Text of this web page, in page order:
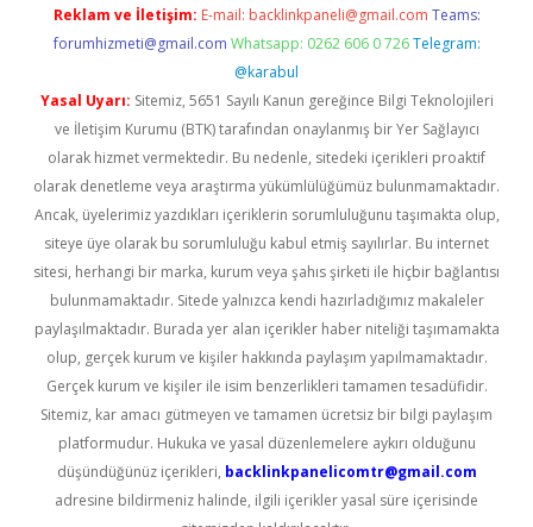
Reklam ve İletişim: E-mail: backlinkpaneli@gmail.com Teams:
forumhizmeti@gmail.com Whatsapp: 0262 606 0 726 Telegram:
@karabul
Yasal Uyarı: Sitemiz, 5651 Sayılı Kanun gereğince Bilgi Teknolojileri
ve İletişim Kurumu (BTK) tarafından onaylanmış bir Yer Sağlayıcı
olarak hizmet vermektedir. Bu nedenle, sitedeki içerikleri proaktif
olarak denetleme veya araştırma yükümlülüğümüz bulunmamaktadır.
Ancak, üyelerimiz yazdıkları içeriklerin sorumluluğunu taşımakta olup,
siteye üye olarak bu sorumluluğu kabul etmiş sayılırlar. Bu internet
sitesi, herhangi bir marka, kurum veya şahıs şirketi ile hiçbir bağlantısı
bulunmamaktadır. Sitede yalnızca kendi hazırladığımız makaleler
paylaşılmaktadır. Burada yer alan içerikler haber niteliği taşımamakta
olup, gerçek kurum ve kişiler hakkında paylaşım yapılmamaktadır.
Gerçek kurum ve kişiler ile isim benzerlikleri tamamen tesadüfidir.
Sitemiz, kar amacı gütmeyen ve tamamen ücretsiz bir bilgi paylaşım
platformudur. Hukuka ve yasal düzenlemelere aykırı olduğunu
düşündüğünüz içerikleri, backlinkpanelicomtr@gmail.com
adresine bildirmeniz halinde, ilgili içerikler yasal süre içerisinde